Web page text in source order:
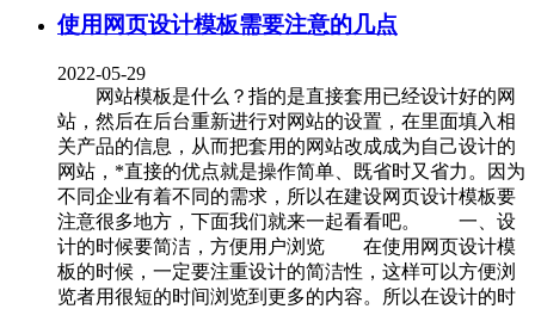
使用网页设计模板需要注意的几点
2022-05-29
网站模板是什么？指的是直接套用已经设计好的网
站，然后在后台重新进行对网站的设置，在里面填入相
关产品的信息，从而把套用的网站改成成为自己设计的
网站，*直接的优点就是操作简单、既省时又省力。因为
不同企业有着不同的需求，所以在建设网页设计模板要
注意很多地方，下面我们就来一起看看吧。 一、设
计的时候要简洁，方便用户浏览 在使用网页设计模
板的时候，一定要注重设计的简洁性，这样可以方便浏
览者用很短的时间浏览到更多的内容。所以在设计的时